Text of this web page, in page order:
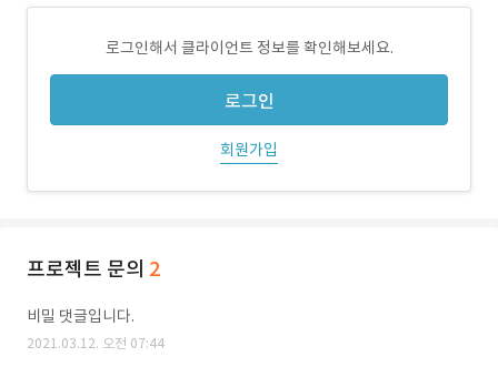
로그인해서 클라이언트 정보를 확인해보세요.
로그인
회원가입
프로젝트 문의 2
비밀 댓글입니다.
2021.03.12. 오전 07:44